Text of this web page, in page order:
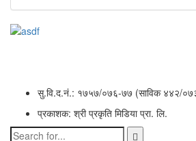
सु.वि.द.नं.: १७५७/०७६-७७ (साविक ४४२/
प्रकाशक: श्री प्रकृति मिडिया प्रा. लि.